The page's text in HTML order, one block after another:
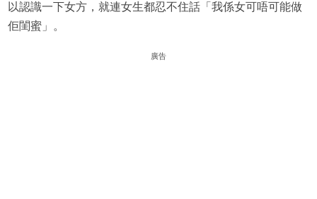
以認識一下女方，就連女生都忍不住話「我係女可唔可能做
佢閨蜜」。
廣告